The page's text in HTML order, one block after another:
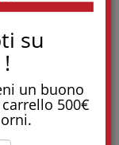
su
un buono
500€